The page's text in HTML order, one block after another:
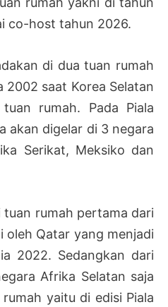
co-host tahun 2026.
di dua tuan rumah
2002 saat Korea Selatan
rumah. Pada Piala
akan digelar di 3 negara
Serikat, Meksiko dan
tuan rumah pertama dari
oleh Qatar yang menjadi
2022. Sedangkan dari
Afrika Selatan saja
yaitu di edisi Piala